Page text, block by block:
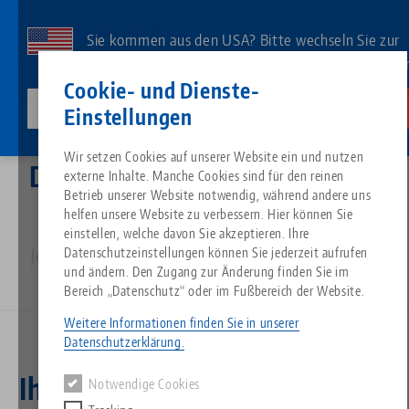
Cookie- und Dienste-
Einstellungen
Wir setzen Cookies auf unserer Website ein und nutzen
externe Inhalte. Manche Cookies sind für den reinen
Betrieb unserer Website notwendig, während andere uns
helfen unsere Website zu verbessern. Hier können Sie
einstellen, welche davon Sie akzeptieren. Ihre
Datenschutzeinstellungen können Sie jederzeit aufrufen
und ändern. Den Zugang zur Änderung finden Sie im
Bereich „Datenschutz“ oder im Fußbereich der Website.
Weitere Informationen finden Sie in unserer
Datenschutzerklärung.
Notwendige Cookies
Inhalt
Sie kommen aus den USA? Bitte wechseln Sie zur
US-Website, um landesspezifischen Inhalt zu
lang-technik-usa.com
Alles aus einer Hand
Nullpunktspanntechnik
Werkstückspanntechnik
Suche nach
Suche nach
Produktübersicht
Über LANG
Philosophie
Innovationen
Downloads
FAQ
Katalog anfordern
Blog
News
Messen
Passende Produkte
Es tut uns leid. Wir konnten keine Ergebnisse finden.
Zur Produktübersicht
Search
Downloads
Videos
Der Sommer wird spannend!
Jetzt unseren neuen Gesamtkatalog kostenlos
bestellen